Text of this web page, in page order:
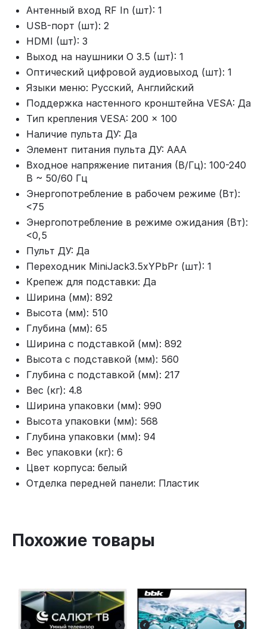
Антенный вход RF In (шт): 1
USB-порт (шт): 2
HDMI (шт): 3
Выход на наушники O 3.5 (шт): 1
Оптический цифровой аудиовыход (шт): 1
Языки меню: Русский, Английский
Поддержка настенного кронштейна VESA: Да
Тип крепления VESA: 200 x 100
Наличие пульта ДУ: Да
Элемент питания пульта ДУ: AAA
Входное напряжение питания (В/Гц): 100-240
В ~ 50/60 Гц
Энергопотребление в рабочем режиме (Вт):
<75
Энергопотребление в режиме ожидания (Вт):
<0,5
Пульт ДУ: Да
Переходник MiniJack3.5xYPbPr (шт): 1
Крепеж для подставки: Да
Ширина (мм): 892
Высота (мм): 510
Глубина (мм): 65
Ширина с подставкой (мм): 892
Высота с подставкой (мм): 560
Глубина с подставкой (мм): 217
Вес (кг): 4.8
Ширина упаковки (мм): 990
Высота упаковки (мм): 568
Глубина упаковки (мм): 94
Вес упаковки (кг): 6
Цвет корпуса: белый
Отделка передней панели: Пластик
Похожие товары